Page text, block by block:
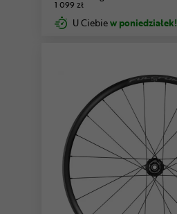
1 099 zł
U Ciebiew poniedziałek!